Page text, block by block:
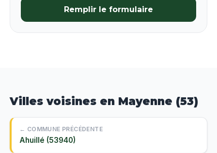
Remplir le formulaire
Villes voisines en Mayenne (53)
← COMMUNE PRÉCÉDENTE
Ahuillé (53940)